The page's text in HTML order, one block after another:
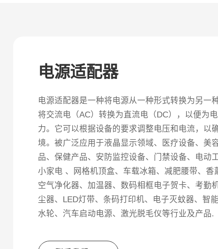
电源适配器
电源适配器是一种将电源从一种形式转换为另一
将交流电（AC）转换为直流电（DC），以便为
力。它可以根据设备的要求调整电压和电流，以
境。被广泛应用于液晶显示领域、医疗设备、美
品、保健产品、安防监控设备、门禁设备、电动
小家电 、网格机顶盒、车载冰箱、减肥腰带、香
空气净化器、加温器、数码相框电子贺卡、考勤
尘器、LED灯带、条码打印机、电子灭蚊器、智
水轮、汽车启动电源、激光脱毛仪等行业及产品.